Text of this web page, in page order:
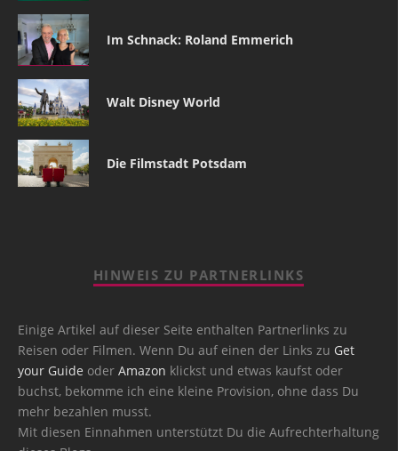
Im Schnack: Roland Emmerich
Walt Disney World
Die Filmstadt Potsdam
HINWEIS ZU PARTNERLINKS
Einige Artikel auf dieser Seite enthalten Partnerlinks zu
Reisen oder Filmen. Wenn Du auf einen der Links zu Get
your Guide oder Amazon klickst und etwas kaufst oder
buchst, bekomme ich eine kleine Provision, ohne dass Du
mehr bezahlen musst.
Mit diesen Einnahmen unterstützt Du die Aufrechterhaltung